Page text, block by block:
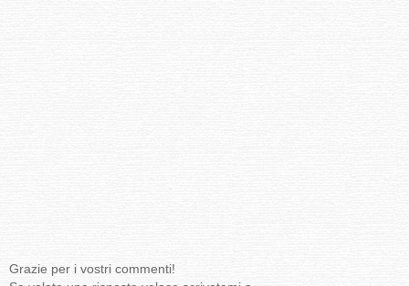
Grazie per i vostri commenti!